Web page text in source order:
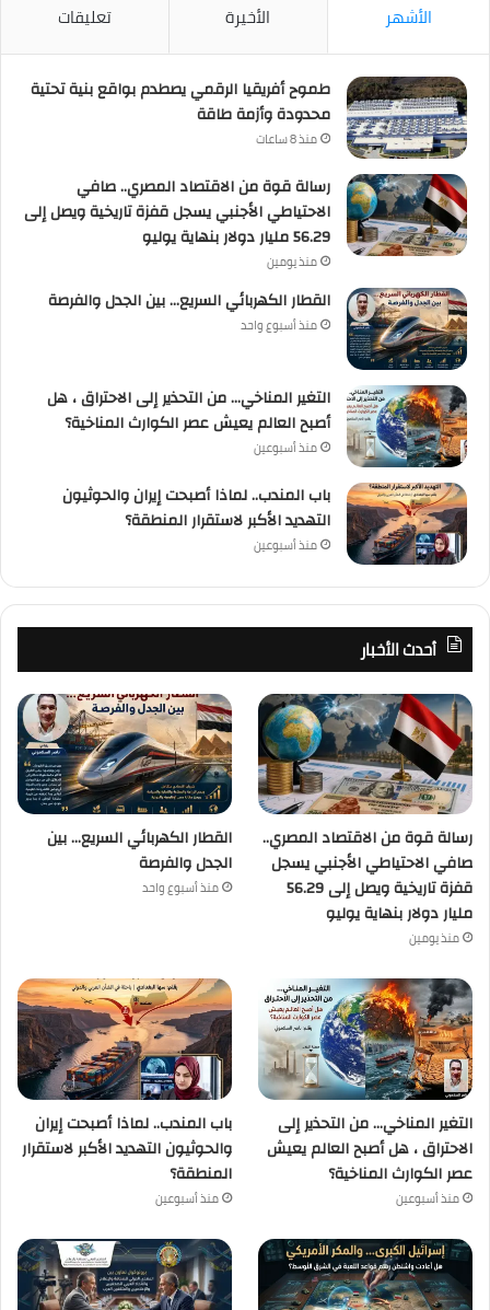
الأشهر الأخيرة تعليقات
طموح أفريقيا الرقمي يصطدم بواقع بنية تحتية
محدودة وأزمة طاقة
منذ 8 ساعات
رسالة قوة من الاقتصاد المصري.. صافي
الاحتياطي الأجنبي يسجل قفزة تاريخية ويصل إلى
56.29 مليار دولار بنهاية يوليو
منذ يومين
القطار الكهربائي السريع… بين الجدل والفرصة
منذ أسبوع واحد
التغير المناخي… من التحذير إلى الاحتراق ، هل
أصبح العالم يعيش عصر الكوارث المناخية؟
منذ أسبوعين
باب المندب.. لماذا أصبحت إيران والحوثيون
التهديد الأكبر لاستقرار المنطقة؟
منذ أسبوعين
أحدث الأخبار
رسالة قوة من الاقتصاد المصري..
صافي الاحتياطي الأجنبي يسجل
قفزة تاريخية ويصل إلى 56.29
مليار دولار بنهاية يوليو
منذ يومين
القطار الكهربائي السريع… بين
الجدل والفرصة
منذ أسبوع واحد
التغير المناخي… من التحذير إلى
الاحتراق ، هل أصبح العالم يعيش
عصر الكوارث المناخية؟
منذ أسبوعين
باب المندب.. لماذا أصبحت إيران
والحوثيون التهديد الأكبر لاستقرار
المنطقة؟
منذ أسبوعين